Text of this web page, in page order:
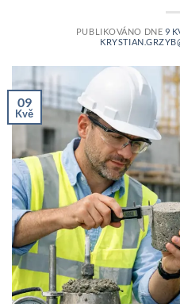
PUBLIKOVÁNO DNE 9
09
Kvě